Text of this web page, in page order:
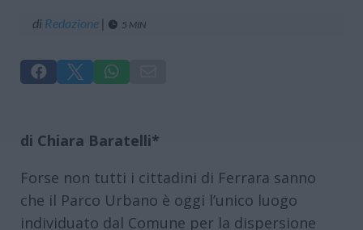
di Redazione |  5 MIN
  
di Chiara Baratelli*
Forse non tutti i cittadini di Ferrara sanno
che il Parco Urbano è oggi l’unico luogo
individuato dal Comune per la dispersione